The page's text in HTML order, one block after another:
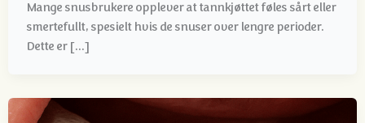
Mange snusbrukere opplever at tannkjøttet føles sårt eller
smertefullt, spesielt hvis de snuser over lengre perioder.
Dette er [...]